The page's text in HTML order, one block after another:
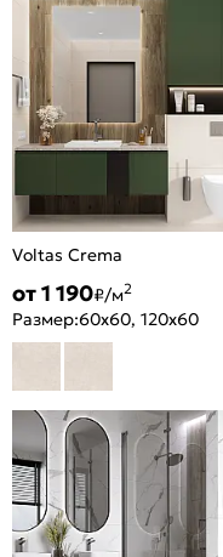
Voltas Crema
от 1 190₽/м2
Размер:60x60, 120x60